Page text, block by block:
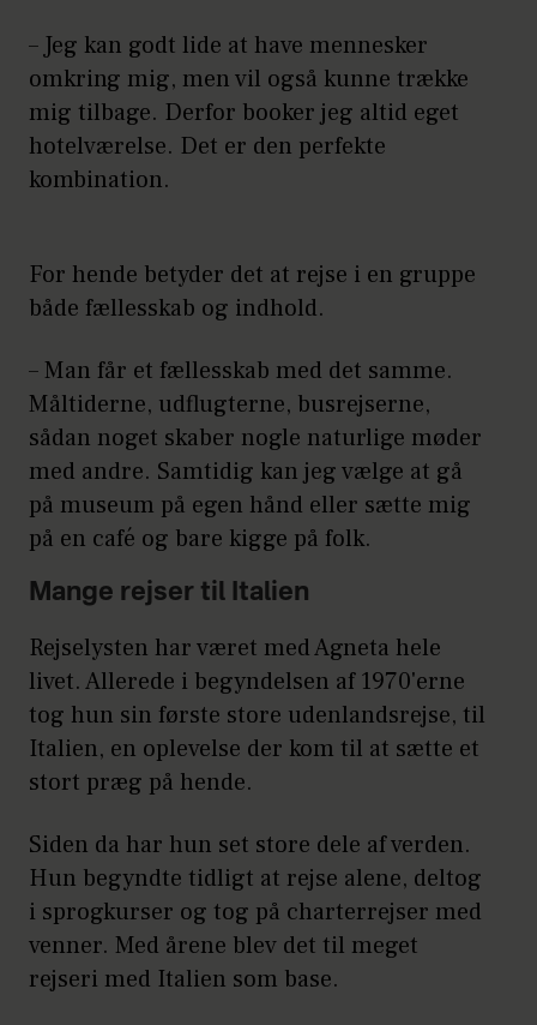
– Jeg kan godt lide at have mennesker
omkring mig, men vil også kunne trække
mig tilbage. Derfor booker jeg altid eget
hotelværelse. Det er den perfekte
kombination.
For hende betyder det at rejse i en gruppe
både fællesskab og indhold.
– Man får et fællesskab med det samme.
Måltiderne, udflugterne, busrejserne,
sådan noget skaber nogle naturlige møder
med andre. Samtidig kan jeg vælge at gå
på museum på egen hånd eller sætte mig
på en café og bare kigge på folk.
Mange rejser til Italien
Rejselysten har været med Agneta hele
livet. Allerede i begyndelsen af 1970'erne
tog hun sin første store udenlandsrejse, til
Italien, en oplevelse der kom til at sætte et
stort præg på hende.
Siden da har hun set store dele af verden.
Hun begyndte tidligt at rejse alene, deltog
i sprogkurser og tog på charterrejser med
venner. Med årene blev det til meget
rejseri med Italien som base.